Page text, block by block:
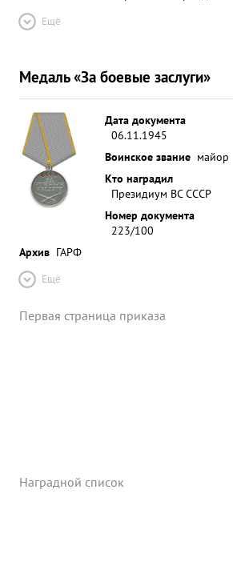
Ещё
Медаль «За боевые заслуги»
Дата документа
06.11.1945
Воинское звание майор
Кто наградил
Президиум ВС СССР
Номер документа
223/100
Архив ГАРФ
Ещё
Первая страница приказа
Наградной список